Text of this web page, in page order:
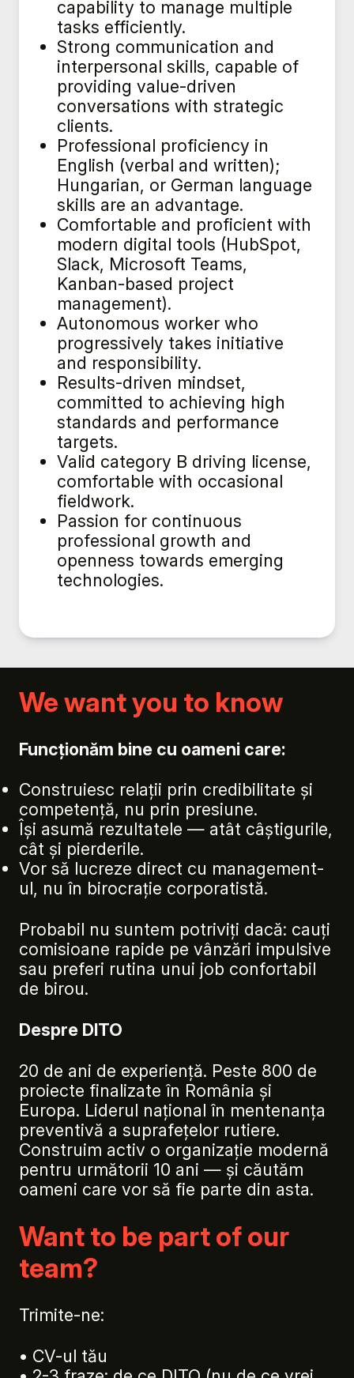
capability to manage multiple
tasks efficiently.
Strong communication and
interpersonal skills, capable of
providing value-driven
conversations with strategic
clients.
Professional proficiency in
English (verbal and written);
Hungarian, or German language
skills are an advantage.
Comfortable and proficient with
modern digital tools (HubSpot,
Slack, Microsoft Teams,
Kanban-based project
management).
Autonomous worker who
progressively takes initiative
and responsibility.
Results-driven mindset,
committed to achieving high
standards and performance
targets.
Valid category B driving license,
comfortable with occasional
fieldwork.
Passion for continuous
professional growth and
openness towards emerging
technologies.
We want you to know
Funcționăm bine cu oameni care:
Construiesc relații prin credibilitate și
competență, nu prin presiune.
Își asumă rezultatele — atât câștigurile,
cât și pierderile.
Vor să lucreze direct cu management-
ul, nu în birocrație corporatistă.
Probabil nu suntem potriviți dacă: cauți
comisioane rapide pe vânzări impulsive
sau preferi rutina unui job confortabil
de birou.
Despre DITO
20 de ani de experiență. Peste 800 de
proiecte finalizate în România și
Europa. Liderul național în mentenanța
preventivă a suprafețelor rutiere.
Construim activ o organizație modernă
pentru următorii 10 ani — și căutăm
oameni care vor să fie parte din asta.
Want to be part of our
team?
Trimite-ne:
• CV-ul tău